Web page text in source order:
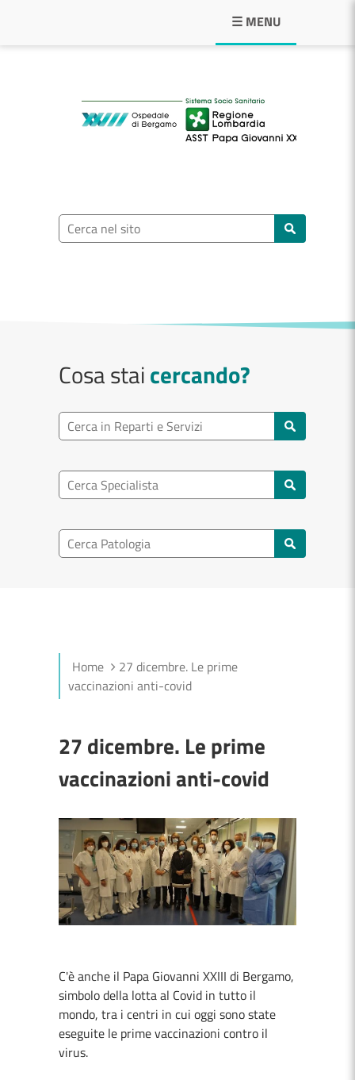
☰ MENU
ASST Papa
Ricerca nel sito
Cosa staicercando?
Ricerca reparto
Ricerca specialisti
Ricerca nel patologia
Home
27 dicembre. Le prime
vaccinazioni anti-covid
27 dicembre. Le prime
vaccinazioni anti-covid
C'è anche il Papa Giovanni XXIII di Bergamo,
simbolo della lotta al Covid in tutto il
mondo, tra i centri in cui oggi sono state
eseguite le prime vaccinazioni contro il
virus.